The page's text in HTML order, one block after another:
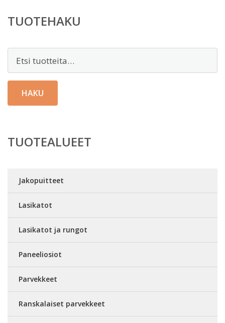
TUOTEHAKU
HAKU
TUOTEALUEET
Jakopuitteet
Lasikatot
Lasikatot ja rungot
Paneeliosiot
Parvekkeet
Ranskalaiset parvekkeet